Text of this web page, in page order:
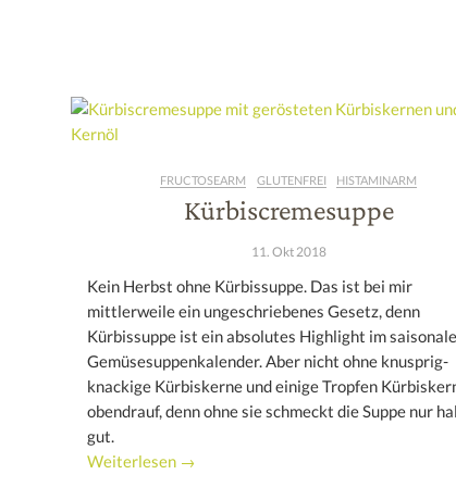
FRUCTOSEARM GLUTENFREI HISTAMINARM
Kürbiscremesuppe
11. Okt 2018
Kein Herbst ohne Kürbissuppe. Das ist bei mir
mittlerweile ein ungeschriebenes Gesetz, denn
Kürbissuppe ist ein absolutes Highlight im
Gemüsesuppenkalender. Aber nicht ohne knusprig-
knackige Kürbiskerne und einige Tropfen
obendrauf, denn ohne sie schmeckt die Suppe nur
gut.
Weiterlesen →